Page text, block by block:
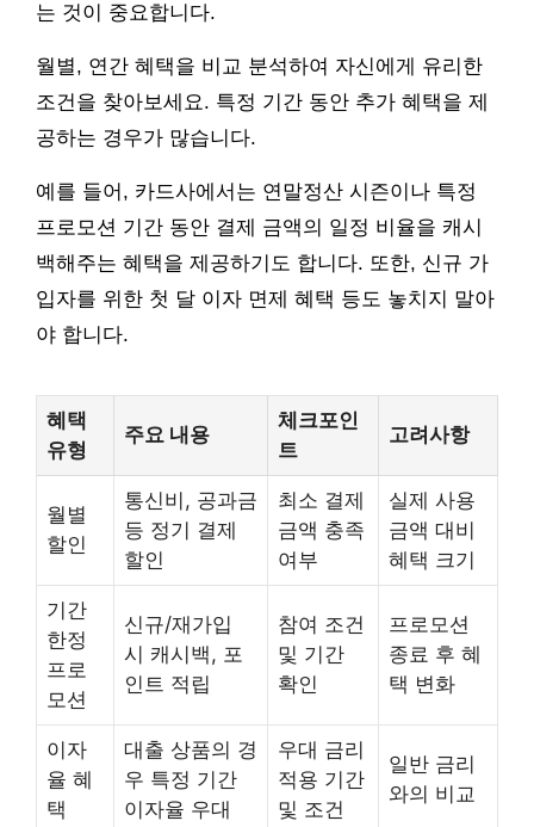
는 것이 중요합니다.
월별, 연간 혜택을 비교 분석하여 자신에게 유리한
조건을 찾아보세요. 특정 기간 동안 추가 혜택을 제
공하는 경우가 많습니다.
예를 들어, 카드사에서는 연말정산 시즌이나 특정
프로모션 기간 동안 결제 금액의 일정 비율을 캐시
백해주는 혜택을 제공하기도 합니다. 또한, 신규 가
입자를 위한 첫 달 이자 면제 혜택 등도 놓치지 말아
야 합니다.
혜택
유형
주요 내용
체크포인
트
고려사항
월별
할인
통신비, 공과금
등 정기 결제
할인
최소 결제
금액 충족
여부
실제 사용
금액 대비
혜택 크기
기간
한정
프로
모션
신규/재가입
시 캐시백, 포
인트 적립
참여 조건
및 기간
확인
프로모션
종료 후 혜
택 변화
이자
율 혜
택
대출 상품의 경
우 특정 기간
이자율 우대
우대 금리
적용 기간
및 조건
일반 금리
와의 비교